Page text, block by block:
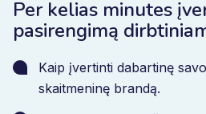
Per kelias minutes
pasirengimą
Kaip įvertinti dabartinę
skaitmeninę brandą.